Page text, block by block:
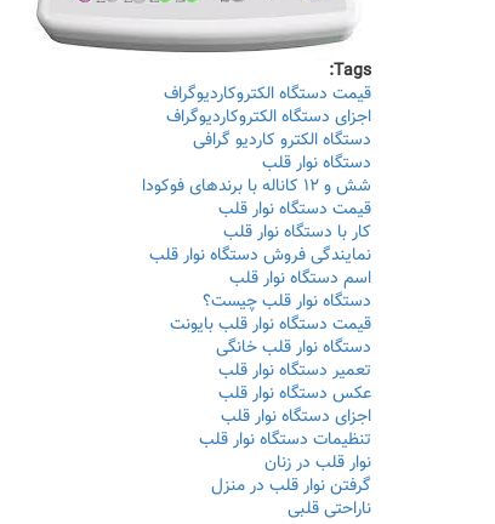
Tags:
قیمت دستگاه الکتروکاردیوگراف
اجزای دستگاه الکتروکاردیوگراف
دستگاه الکترو کاردیو گرافی
دستگاه نوار قلب
شش و ۱۲ کاناله با برندهای فوکودا
قیمت دستگاه نوار قلب
کار با دستگاه نوار قلب
نمایندگی فروش دستگاه نوار قلب
اسم دستگاه نوار قلب
دستگاه نوار قلب چیست؟
قیمت دستگاه نوار قلب بایونت
دستگاه نوار قلب خانگی
تعمیر دستگاه نوار قلب
عکس دستگاه نوار قلب
اجزای دستگاه نوار قلب
تنظیمات دستگاه نوار قلب
نوار قلب در زنان
گرفتن نوار قلب در منزل
ناراحتی قلبی